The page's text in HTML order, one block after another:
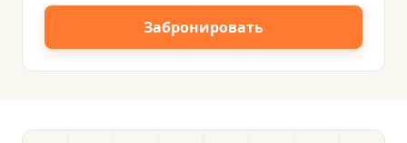
Забронировать